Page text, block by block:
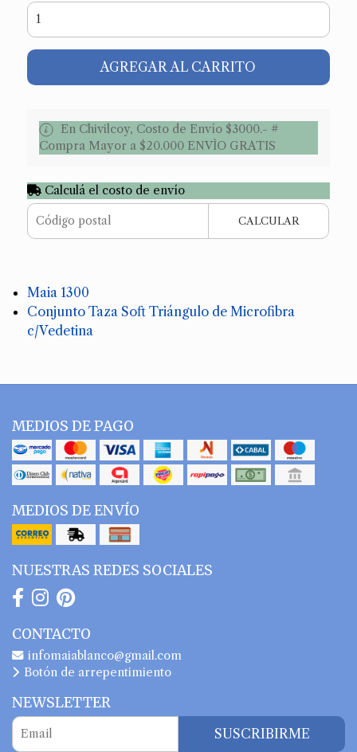
AGREGAR AL CARRITO
En Chivilcoy, Costo de Envío $3000.- #
Compra Mayor a $20.000 ENVÌO GRATIS
Calculá el costo de envío
CALCULAR
Maia 1300
Conjunto Taza Soft Triángulo de Microfibra
c/Vedetina
MEDIOS DE PAGO
MEDIOS DE ENVÍO
NUESTRAS REDES SOCIALES
CONTACTO
infomaiablanco@gmail.com
Botón de arrepentimiento
NEWSLETTER
SUSCRIBIRME